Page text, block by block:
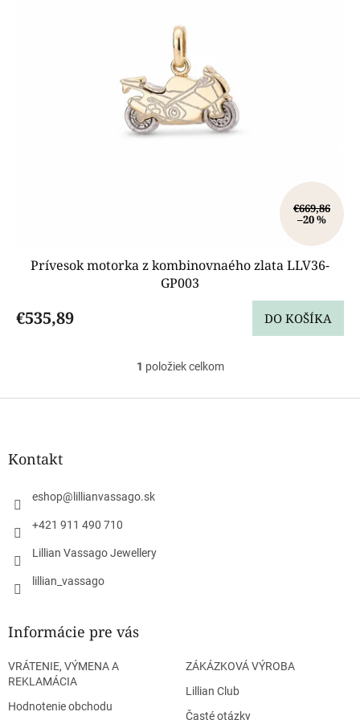
€669,86
–20 %
Prívesok motorka z kombinovnaého zlata LLV36-
GP003
€535,89 DO KOŠÍKA
O
l
u
1 položiek celkom
Z
Kontakt
eshop@ lillianvassago.sk
+421 911 490 710
Lillian Vassago Jewellery
lillian_vassago
Informácie pre vás
VRÁTENIE, VÝMENA A
REKLAMÁCIA
Hodnotenie obchodu
ZÁKÁZKOVÁ VÝROBA
Lillian Club
Časté otázky